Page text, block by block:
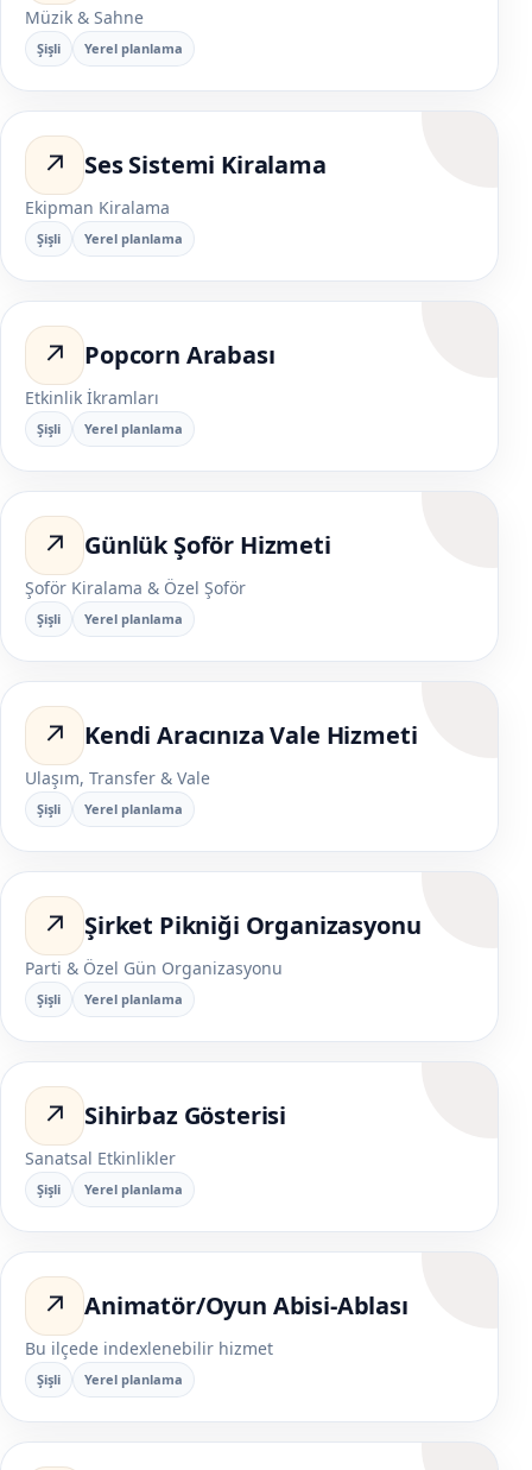
Müzik & Sahne
Şişli Yerel planlama
↗ Ses Sistemi Kiralama
Ekipman Kiralama
Şişli Yerel planlama
↗ Popcorn Arabası
Etkinlik İkramları
Şişli Yerel planlama
↗ Günlük Şoför Hizmeti
Şoför Kiralama & Özel Şoför
Şişli Yerel planlama
↗ Kendi Aracınıza Vale Hizmeti
Ulaşım, Transfer & Vale
Şişli Yerel planlama
↗ Şirket Pikniği Organizasyonu
Parti & Özel Gün Organizasyonu
Şişli Yerel planlama
↗ Sihirbaz Gösterisi
Sanatsal Etkinlikler
Şişli Yerel planlama
↗ Animatör/Oyun Abisi-Ablası
Bu ilçede indexlenebilir hizmet
Şişli Yerel planlama